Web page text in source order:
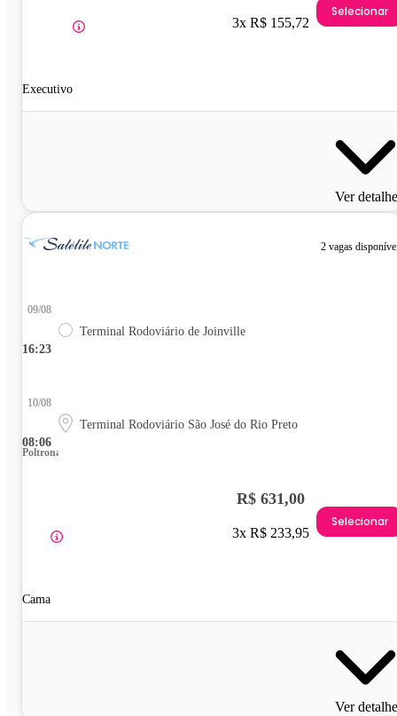
Executivo
3x R$ 155,72
Selecionar
Ver
2 vagas
16:23
09/08
Terminal Rodoviário de Joinville
08:06
10/08
Terminal Rodoviário São José do Rio Preto
Poltrona
Cama
R$ 631,00
3x R$ 233,95
Selecionar
Ver